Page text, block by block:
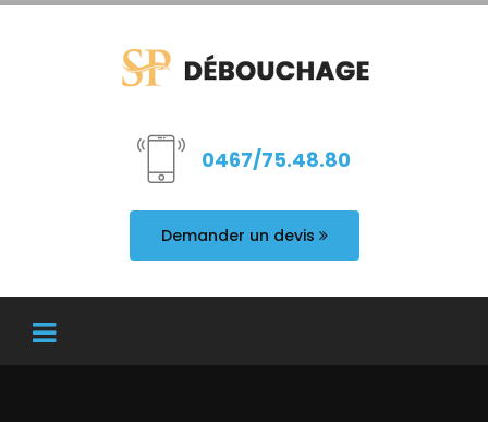
0467/75.48.80
Demander un devis